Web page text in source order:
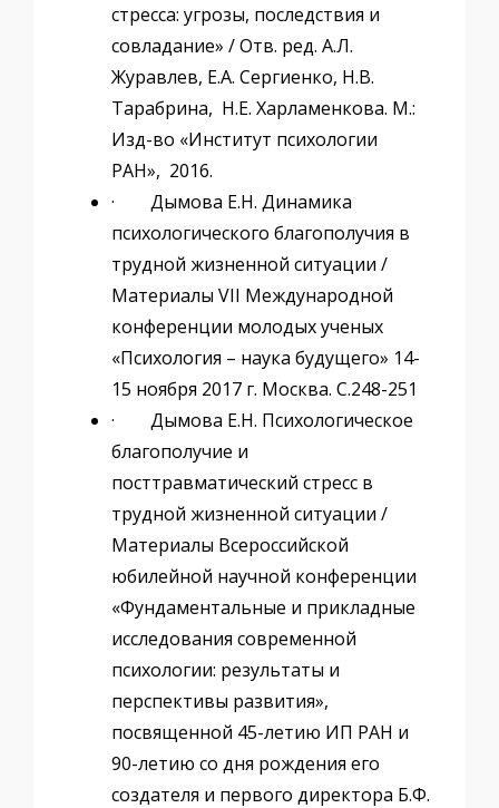
стресса: угрозы, последствия и
совладание» / Отв. ред. А.Л.
Журавлев, Е.А. Сергиенко, Н.В.
Тарабрина, Н.Е. Харламенкова. М.:
Изд-во «Институт психологии
РАН», 2016.
· Дымова Е.Н. Динамика
психологического благополучия в
трудной жизненной ситуации /
Материалы VII Международной
конференции молодых ученых
«Психология – наука будущего» 14-
15 ноября 2017 г. Москва. С.248-251
· Дымова Е.Н. Психологическое
благополучие и
посттравматический стресс в
трудной жизненной ситуации /
Материалы Всероссийской
юбилейной научной конференции
«Фундаментальные и прикладные
исследования современной
психологии: результаты и
перспективы развития»,
посвященной 45-летию ИП РАН и
90-летию со дня рождения его
создателя и первого директора Б.Ф.